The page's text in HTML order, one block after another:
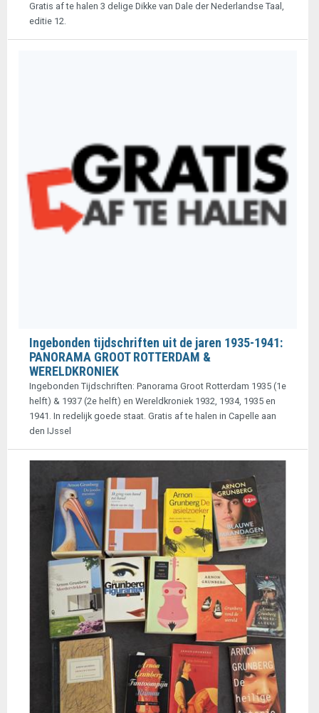
Gratis af te halen 3 delige Dikke van Dale der Nederlandse Taal,
editie 12.
Ingebonden tijdschriften uit de jaren 1935-1941:
PANORAMA GROOT ROTTERDAM &
WERELDKRONIEK
Ingebonden Tijdschriften: Panorama Groot Rotterdam 1935 (1e
helft) & 1937 (2e helft) en Wereldkroniek 1932, 1934, 1935 en
1941. In redelijk goede staat. Gratis af te halen in Capelle aan
den IJssel